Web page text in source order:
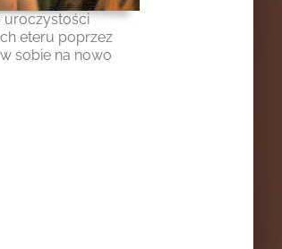
uroczystości
eteru poprzez
sobie na nowo